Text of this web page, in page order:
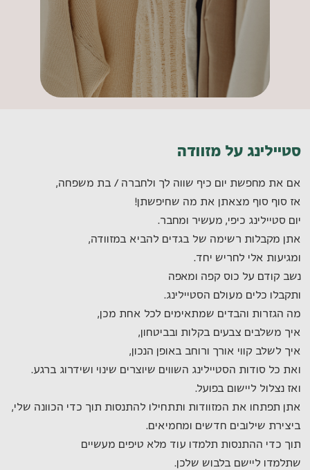
סטיילינג על מזוודה
אם את מחפשת יום כיף שווה לך ולחברה / בת משפחה,
אז סוף סוף מצאתן את מה שחיפשתן!
יום סטיילינג כיפי, מעשיר ומחבר.
אתן מקבלות רשימה של בגדים להביא במזוודה,
ומגיעות אלי לחריש יחד.
נשב קודם על כוס קפה ומאפה
ותקבלו כלים מעולם הסטיילינג.
מה הגזרות והבדים שמתאימים לכל אחת מכן,
איך משלבים צבעים בקלות ובביטחון,
איך לשלב קווי אורך ורוחב באופן הנכון,
ואת כל סודות הסטיילינג השווים שיוצרים שינוי ושידרוג ברגע.
ואז נצלול ליישום בפועל.
אתן תפתחו את המזוודות ותתחילו להתנסות תוך כדי הכוונה שלי,
ביצירת שילובים חדשים ומחמיאים.
תוך כדי ההתנסות תלמדו עוד מלא טיפים מעשיים
שתלמדו ליישם בלבוש שלכן.